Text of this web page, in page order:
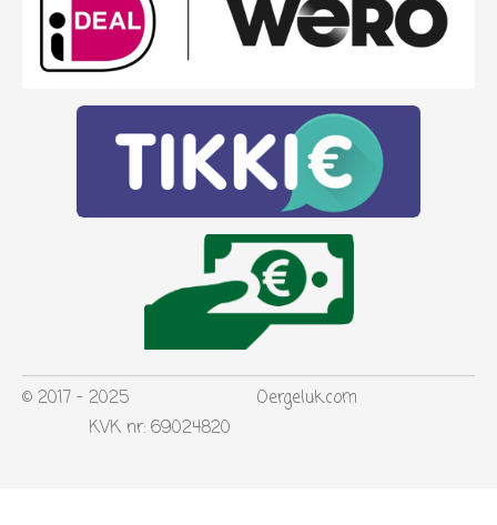
© 2017 - 2025 Oergeluk.com
KVK nr: 69024820